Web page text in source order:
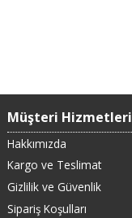
Müşteri Hizmetleri
Hakkımızda
Kargo ve Teslimat
Gizlilik ve Güvenlik
Sipariş Koşulları